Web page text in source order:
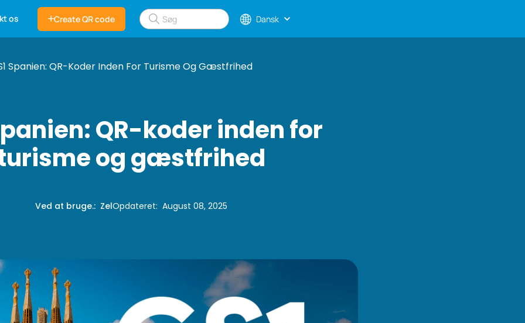
os Create QR code Dansk
Spanien: QR-Koder Inden For Turisme Og Gæstfrihed
QR-koder inden for
og gæstfrihed
Ved at bruge.: ZelOpdateret: August 08, 2025